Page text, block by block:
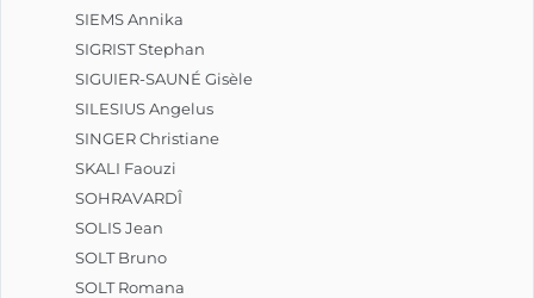
SIEMS Annika
SIGRIST Stephan
SIGUIER-SAUNÉ Gisèle
SILESIUS Angelus
SINGER Christiane
SKALI Faouzi
SOHRAVARDÎ
SOLIS Jean
SOLT Bruno
SOLT Romana